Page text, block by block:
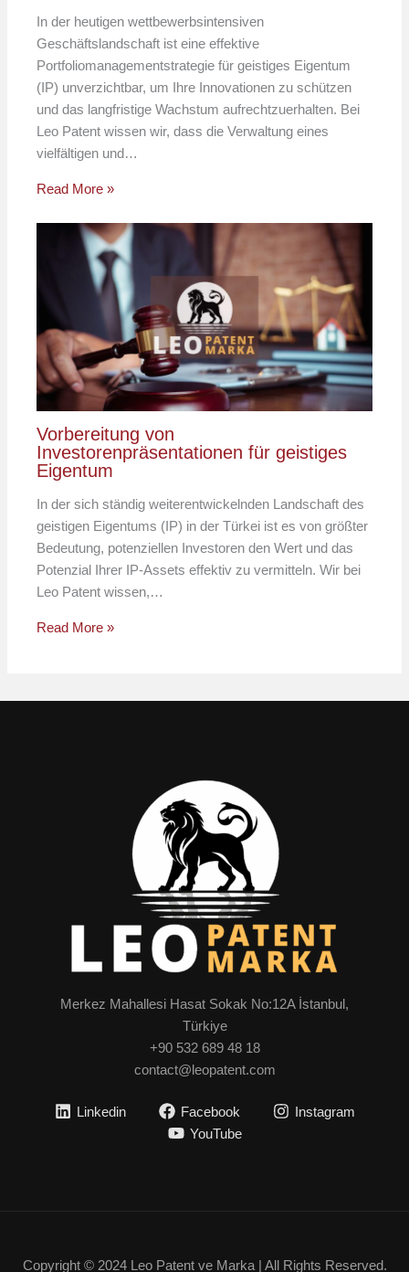
In der heutigen wettbewerbsintensiven
Geschäftslandschaft ist eine effektive
Portfoliomanagementstrategie für geistiges Eigentum
(IP) unverzichtbar, um Ihre Innovationen zu schützen
und das langfristige Wachstum aufrechtzuerhalten. Bei
Leo Patent wissen wir, dass die Verwaltung eines
vielfältigen und…
Read More »
Vorbereitung von
Investorenpräsentationen für geistiges
Eigentum
In der sich ständig weiterentwickelnden Landschaft des
geistigen Eigentums (IP) in der Türkei ist es von größter
Bedeutung, potenziellen Investoren den Wert und das
Potenzial Ihrer IP-Assets effektiv zu vermitteln. Wir bei
Leo Patent wissen,…
Read More »
Merkez Mahallesi Hasat Sokak No:12A İstanbul,
Türkiye
+90 532 689 48 18
contact@leopatent.com
Linkedin Facebook
Instagram
YouTube
Copyright © 2024 Leo Patent ve Marka | All Rights Reserved.